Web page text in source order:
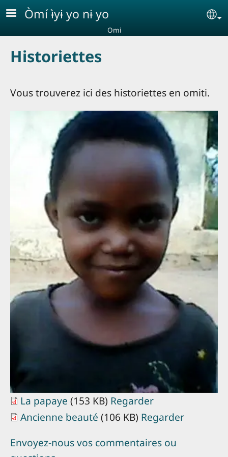
Aller au contenu principal
Òmí ɨ̀yɨ yo nɨ yo
Omi
Historiettes
Vous trouverez ici des historiettes en omiti.
La papaye (153 KB) Regarder
Ancienne beauté (106 KB) Regarder
Envoyez-nous vos commentaires ou